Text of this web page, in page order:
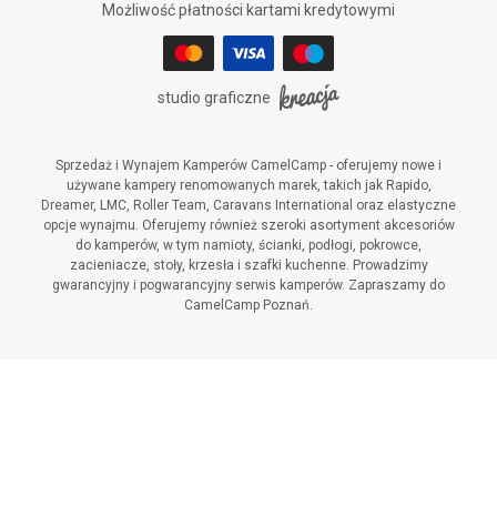
Możliwość płatności kartami kredytowymi
studio graficzne
Sprzedaż i Wynajem Kamperów CamelCamp - oferujemy nowe i
używane kampery renomowanych marek, takich jak Rapido,
Dreamer, LMC, Roller Team, Caravans International oraz elastyczne
opcje wynajmu. Oferujemy również szeroki asortyment akcesoriów
do kamperów, w tym namioty, ścianki, podłogi, pokrowce,
zacieniacze, stoły, krzesła i szafki kuchenne. Prowadzimy
gwarancyjny i pogwarancyjny serwis kamperów. Zapraszamy do
CamelCamp Poznań.